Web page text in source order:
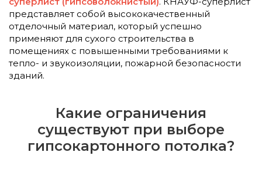
представляет собой высококачественный
отделочный материал, который успешно
применяют для сухого строительства в
помещениях с повышенными требованиями к
тепло- и звукоизоляции, пожарной безопасности
зданий.
Какие ограничения
существуют при выборе
гипсокартонного потолка?